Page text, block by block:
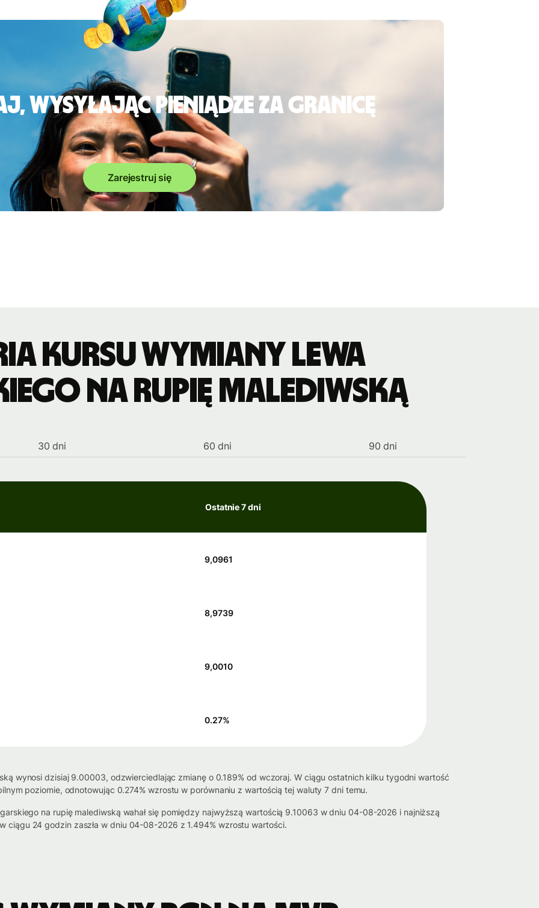
wysyłając pieniądze za granicę
Zarejestruj się
kursu wymiany lewa
na rupię malediwską
30 dni 60 dni 90 dni
Ostatnie 7 dni
9,0961
8,9739
9,0010
0.27%
wynosi dzisiaj 9.00003, odzwierciedlając zmianę o 0.189% od wczoraj. W ciągu ostatnich kilku tygodni wartość
poziomie, odnotowując 0.274% wzrostu w porównaniu z wartością tej waluty 7 dni temu.
na rupię malediwską wahał się pomiędzy najwyższą wartością 9.10063 w dniu 04-08-2026 i najniższą
24 godzin zaszła w dniu 04-08-2026 z 1.494% wzrostu wartości.